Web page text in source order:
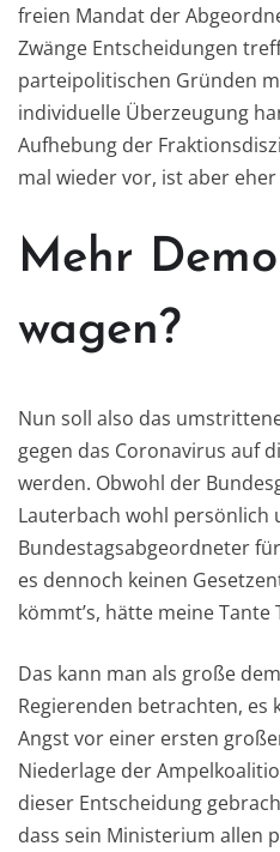
freien Mandat der
Zwänge Entscheidungen
parteipolitischen Gründen
individuelle Überzeugung
Aufhebung der
mal wieder vor, ist aber
Mehr
wagen?
Nun soll also das
gegen das Coronavirus auf
werden. Obwohl der
Lauterbach wohl persönlich
Bundestagsabgeordneter
es dennoch keinen
kömmt’s, hätte meine
Das kann man als große
Regierenden betrachten, es
Angst vor einer ersten
Niederlage der
dieser Entscheidung
dass sein Ministerium allen